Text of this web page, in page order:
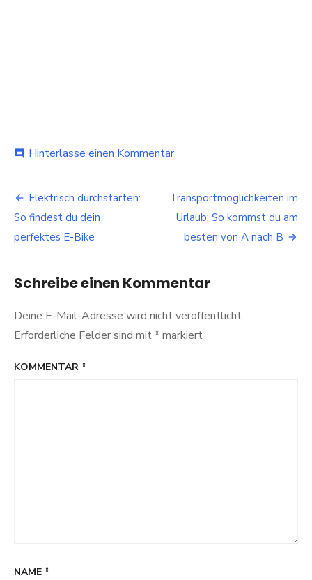
comment Hinterlasse einen Kommentarbei
check
Anspruch
prüfen,
Beitragsnavigation
Elektrisch durchstarten:
So findest du dein
perfektes E-Bike
Transportmöglichkeiten im
Urlaub: So kommst du am
besten von A nach B
Schreibe einen Kommentar
Deine E-Mail-Adresse wird nicht veröffentlicht.
Erforderliche Felder sind mit*markiert
KOMMENTAR *
NAME *